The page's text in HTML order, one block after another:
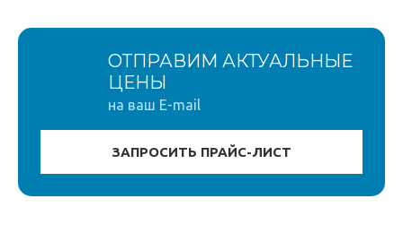
ОТПРАВИМ АКТУАЛЬНЫЕ
ЦЕНЫ
на ваш E-mail